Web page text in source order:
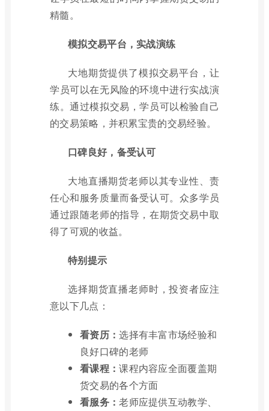
精髓。
模拟交易平台，实战演练
大地期货提供了模拟交易平台，让
学员可以在无风险的环境中进行实战演
练。通过模拟交易，学员可以检验自己
的交易策略，并积累宝贵的交易经验。
口碑良好，备受认可
大地直播期货老师以其专业性、责
任心和服务质量而备受认可。众多学员
通过跟随老师的指导，在期货交易中取
得了可观的收益。
特别提示
选择期货直播老师时，投资者应注
意以下几点：
看资历：选择有丰富市场经验和
良好口碑的老师
看课程：课程内容应全面覆盖期
货交易的各个方面
看服务：老师应提供互动教学、